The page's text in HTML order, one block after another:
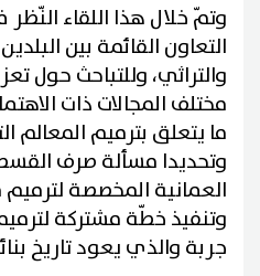
وتمّ خلال هذا اللقاء
التعاون القائمة بين
والتراثي، وللتباحث حول
مختلف المجالات ذات
ما يتعلق بترميم المعالم
وتحديدا مسألة صرف
العمانية المخصصة لترميم
وتنفيذ خطّة مشتركة
جربة والذي يعود تاريخ بنائه إلى